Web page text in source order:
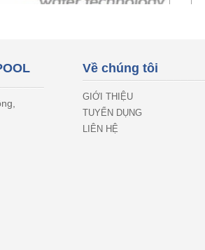
Về chúng tôi
GIỚI THIỆU
TUYỂN DỤNG
LIÊN HỆ